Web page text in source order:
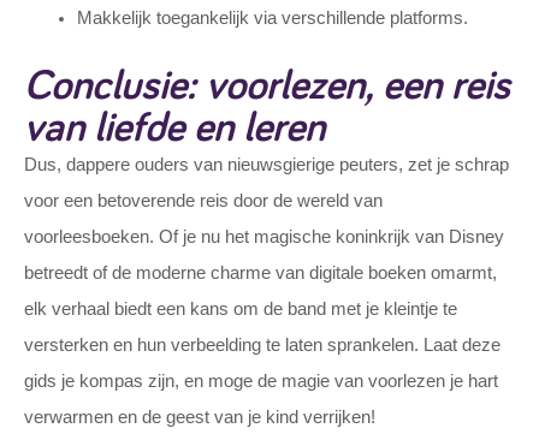
Makkelijk toegankelijk via verschillende platforms.
Conclusie: voorlezen, een reis
van liefde en leren
Dus, dappere ouders van nieuwsgierige peuters, zet je schrap
voor een betoverende reis door de wereld van
voorleesboeken. Of je nu het magische koninkrijk van Disney
betreedt of de moderne charme van digitale boeken omarmt,
elk verhaal biedt een kans om de band met je kleintje te
versterken en hun verbeelding te laten sprankelen. Laat deze
gids je kompas zijn, en moge de magie van voorlezen je hart
verwarmen en de geest van je kind verrijken!